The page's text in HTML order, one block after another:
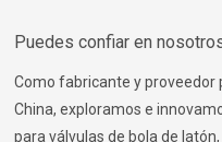
Puedes confiar en
Como fabricante y proveedor
China, exploramos e
para válvulas de bola de